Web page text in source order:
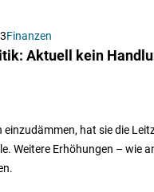
Finanzen
Aktuell kein
hat sie die
Weitere Erhöhungen – wie